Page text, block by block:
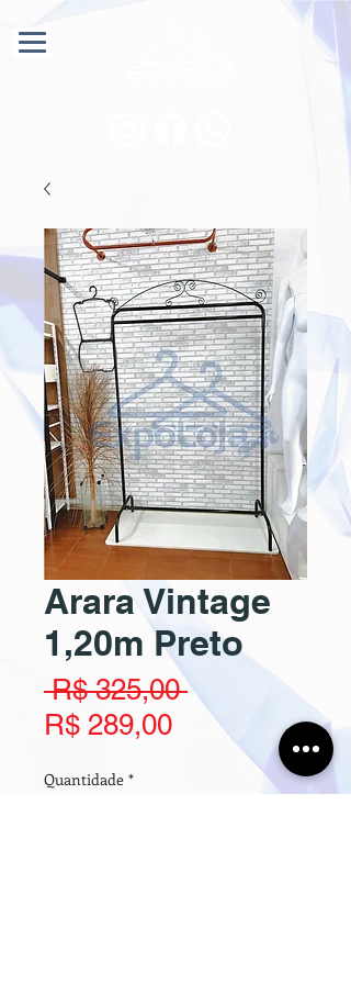
Arara Vintage
1,20m Preto
R$ 325,00 Preço
normal
R$ 289,00Preço
promocional
Quantidade *